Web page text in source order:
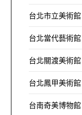
台北市立美術館
台北當代藝術館
台北關渡美術館
台北鳳甲美術館
台南奇美博物館